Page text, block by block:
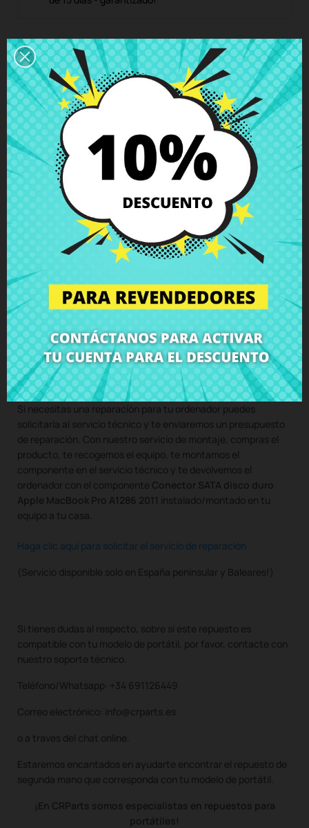
Descripción
Detalles del producto
Grados
Comentarios
Conector SATA disco duro Apple
MacBook Pro A1286 2011
con soporte disco duro, tornillos y cable
CompraConector SATA disco duro Apple MacBook Pro
A1286 2011al mejor precio en CRParts - PRODUCTO USADO
ORIGINAL - disponible también con nuestro servicio de
montaje.
Si necesitas una reparación para tu ordenador puedes
solicitarla al servicio técnico y te enviaremos un presupuesto
de reparación. Con nuestro servicio de montaje, compras el
producto, te recogemos el equipo, te montamos el
componente en el servicio técnico y te devolvemos el
ordenador con el componente Conector SATA disco duro
Apple MacBook Pro A1286 2011 instalado/montado en tu
equipo a tu casa.
Haga clic aquí para solicitar el servicio de reparación
(Servicio disponible solo en España peninsular y Baleares!)
Si tienes dudas al respecto, sobre si este repuesto es
compatible con tu modelo de portátil, por favor, contacte con
nuestro soporte técnico.
Teléfono/Whatsapp: +34 691126449
Correo electrónico: info@crparts.es
o a traves del chat online.
Estaremos encantados en ayudarte encontrar el repuesto de
segunda mano que corresponda con tu modelo de portátil.
¡En CRParts somos especialistas en repuestos para
portátiles!